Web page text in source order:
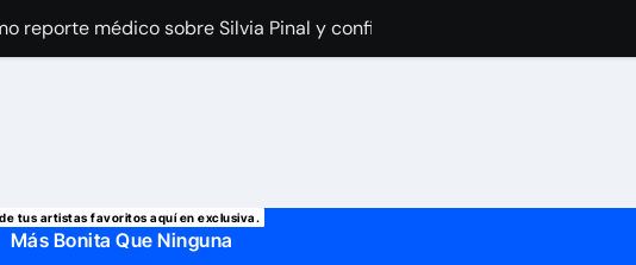
reporte médico sobre Silvia Pinal y confirma el día que saldrá del
mensaje a Irina Baeva tras imágenes junto a Giovanni Medina y
la muerte de su primer esposo y su actual marido reacciona a
tus artistas favoritos aquí en exclusiva.
Más Bonita Que Ninguna